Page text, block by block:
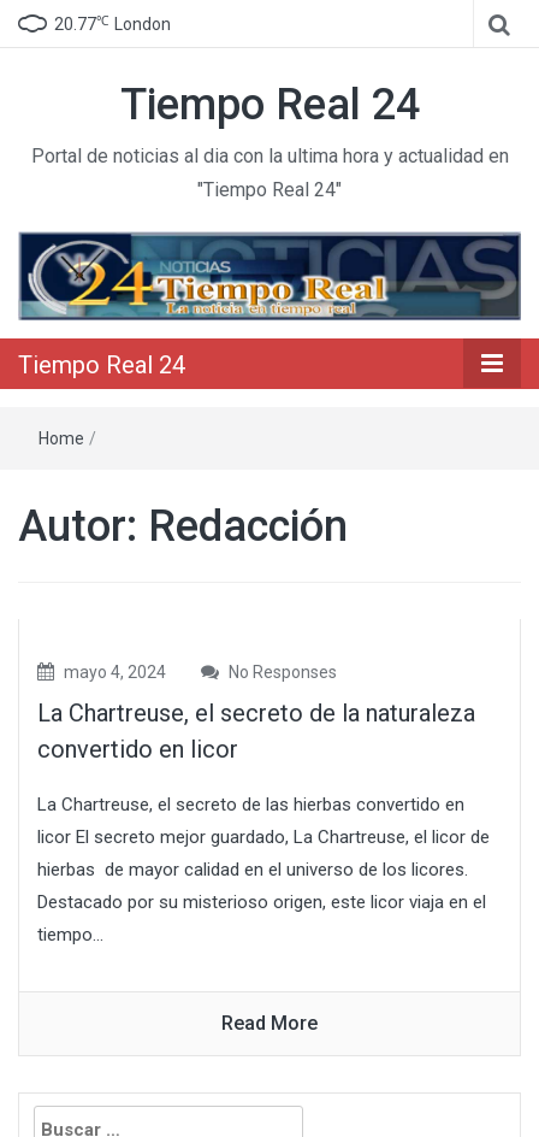
20.77℃ London
Tiempo Real 24
Portal de noticias al dia con la ultima hora y actualidad en
"Tiempo Real 24"
Tiempo Real 24
Home /
Autor: Redacción
mayo 4, 2024 No Responses
La Chartreuse, el secreto de la naturaleza
convertido en licor
La Chartreuse, el secreto de las hierbas convertido en
licor El secreto mejor guardado, La Chartreuse, el licor de
hierbas de mayor calidad en el universo de los licores.
Destacado por su misterioso origen, este licor viaja en el
tiempo...
Read More
Buscar: